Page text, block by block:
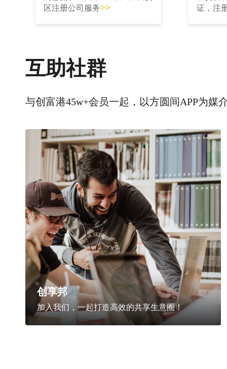
区注册公司服务>>
证，注
互助社群
与创富港45w+会员一起，以方圆间APP为媒
创享邦
加入我们，一起打造高效的共享生意圈！